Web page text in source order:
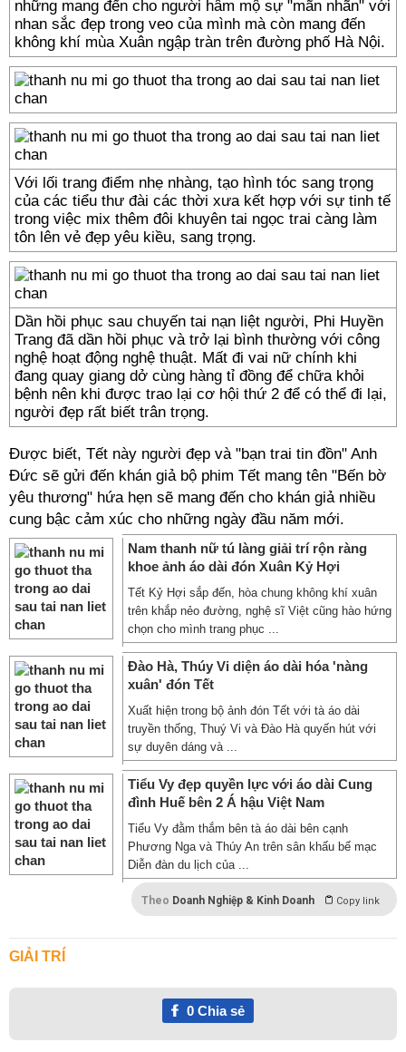
những mang đến cho người hâm mộ sự "mãn nhãn" với
nhan sắc đẹp trong veo của mình mà còn mang đến
không khí mùa Xuân ngập tràn trên đường phố Hà Nội.
Với lối trang điểm nhẹ nhàng, tạo hình tóc sang trọng
của các tiểu thư đài các thời xưa kết hợp với sự tinh tế
trong việc mix thêm đôi khuyên tai ngọc trai càng làm
tôn lên vẻ đẹp yêu kiều, sang trọng.
Dần hồi phục sau chuyến tai nạn liệt người, Phi Huyền
Trang đã dần hồi phục và trở lại bình thường với công
nghệ hoạt động nghệ thuật. Mất đi vai nữ chính khi
đang quay giang dở cùng hàng tỉ đồng để chữa khỏi
bệnh nên khi được trao lại cơ hội thứ 2 để có thể đi lại,
người đẹp rất biết trân trọng.
Được biết, Tết này người đẹp và "bạn trai tin đồn" Anh
Đức sẽ gửi đến khán giả bộ phim Tết mang tên "Bến bờ
yêu thương" hứa hẹn sẽ mang đến cho khán giả nhiều
cung bậc cảm xúc cho những ngày đầu năm mới.
Nam thanh nữ tú làng giải trí rộn ràng
khoe ảnh áo dài đón Xuân Kỷ Hợi
Tết Kỷ Hợi sắp đến, hòa chung không khí xuân
trên khắp nẻo đường, nghệ sĩ Việt cũng hào hứng
chọn cho mình trang phục ...
Đào Hà, Thúy Vi diện áo dài hóa 'nàng
xuân' đón Tết
Xuất hiện trong bộ ảnh đón Tết với tà áo dài
truyền thống, Thuý Vi và Đào Hà quyến hút với
sự duyên dáng và ...
Tiểu Vy đẹp quyền lực với áo dài Cung
đình Huế bên 2 Á hậu Việt Nam
Tiểu Vy đằm thắm bên tà áo dài bên cạnh
Phương Nga và Thúy An trên sân khấu bế mạc
Diễn đàn du lịch của ...
Theo Doanh Nghiệp & Kinh Doanh Copy link
GIẢI TRÍ
0Chia sẻ